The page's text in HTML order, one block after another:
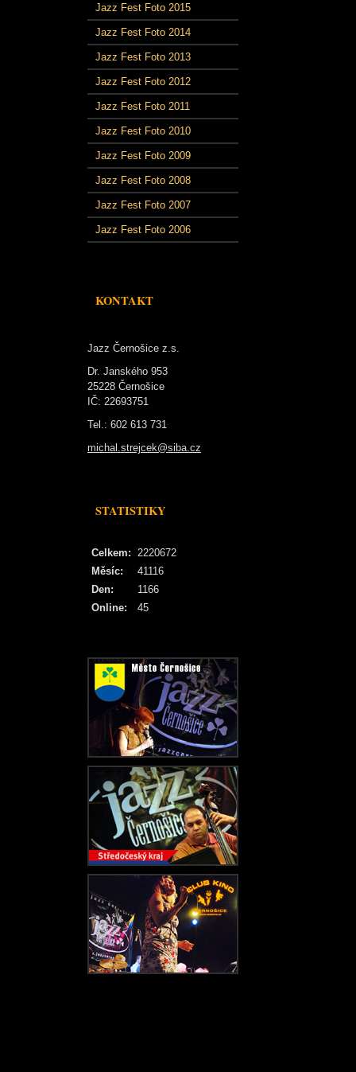
Jazz Fest Foto 2015
Jazz Fest Foto 2014
Jazz Fest Foto 2013
Jazz Fest Foto 2012
Jazz Fest Foto 2011
Jazz Fest Foto 2010
Jazz Fest Foto 2009
Jazz Fest Foto 2008
Jazz Fest Foto 2007
Jazz Fest Foto 2006
KONTAKT
Jazz Černošice z.s.
Dr. Janského 953
25228 Černošice
IČ: 22693751
Tel.: 602 613 731
michal.strejcek@siba.cz
STATISTIKY
Online: 45
Celkem: 2220672
Měsíc:
41116
Den:
1166